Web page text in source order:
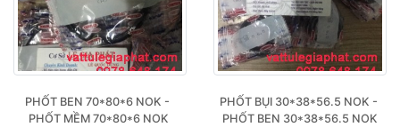
PHỐT BEN 70*80*6 NOK -
PHỐT MỀM 70*80*6 NOK
PHỐT BỤI 30*38*56.5 NOK -
PHỐT BEN 30*38*56.5 NOK